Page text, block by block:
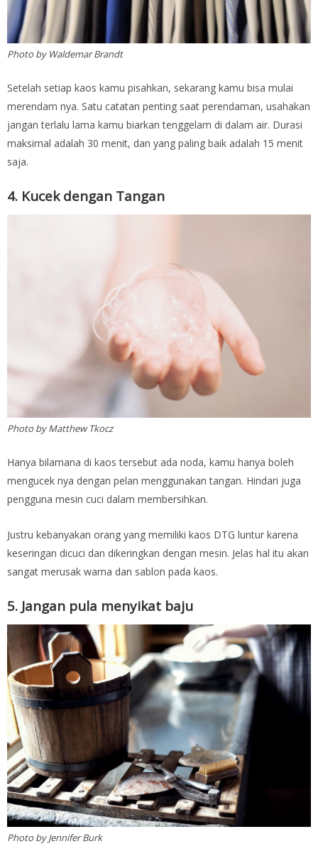
Photo by Waldemar Brandt
Setelah setiap kaos kamu pisahkan, sekarang kamu bisa mulai
merendam nya. Satu catatan penting saat perendaman, usahakan
jangan terlalu lama kamu biarkan tenggelam di dalam air. Durasi
maksimal adalah 30 menit, dan yang paling baik adalah 15 menit
saja.
4. Kucek dengan Tangan
Photo by Matthew Tkocz
Hanya bilamana di kaos tersebut ada noda, kamu hanya boleh
mengucek nya dengan pelan menggunakan tangan. Hindari juga
pengguna mesin cuci dalam membersihkan.
Justru kebanyakan orang yang memiliki kaos DTG luntur karena
keseringan dicuci dan dikeringkan dengan mesin. Jelas hal itu akan
sangat merusak warna dan sablon pada kaos.
5. Jangan pula menyikat baju
Photo by Jennifer Burk